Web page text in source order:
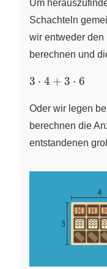
Um
Schachteln
wir entweder den
berechnen und
3
4 + 3
\cdot
3 ⋅ 4 + 3 ⋅ 6
Oder wir legen
berechnen die
entstandenen